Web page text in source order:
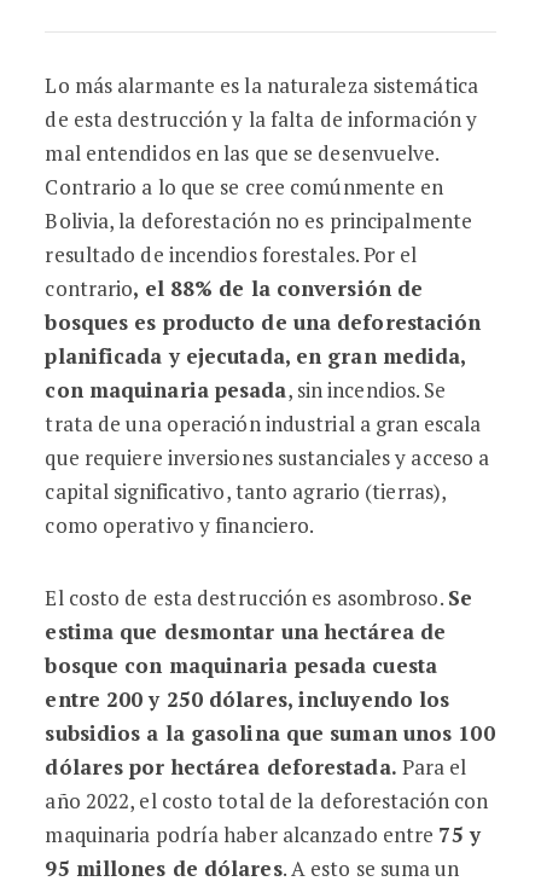
Lo más alarmante es la naturaleza sistemática
de esta destrucción y la falta de información y
mal entendidos en las que se desenvuelve.
Contrario a lo que se cree comúnmente en
Bolivia, la deforestación no es principalmente
resultado de incendios forestales. Por el
contrario, el 88% de la conversión de
bosques es producto de una deforestación
planificada y ejecutada, en gran medida,
con maquinaria pesada, sin incendios. Se
trata de una operación industrial a gran escala
que requiere inversiones sustanciales y acceso a
capital significativo, tanto agrario (tierras),
como operativo y financiero.
El costo de esta destrucción es asombroso. Se
estima que desmontar una hectárea de
bosque con maquinaria pesada cuesta
entre 200 y 250 dólares,incluyendolos
subsidios a la gasolina que suman unos 100
dólares por hectárea deforestada. Para el
año 2022, el costo total de la deforestación con
maquinaria podría haber alcanzado entre 75 y
95 millones de dólares. A esto se suma un